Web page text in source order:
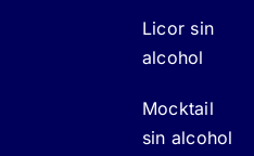
Licor sin
alcohol
Mocktail
sin alcohol